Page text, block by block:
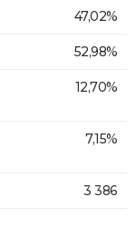
47,02%
52,98%
12,70%
7,15%
3 386